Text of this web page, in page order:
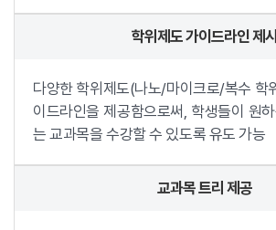
학위제도 가이드라인 제시
다양한 학위제도(나노/마이크로/복수 학
이드라인을 제공함으로써, 학생들이 원
는 교과목을 수강할 수 있도록 유도 가능
교과목 트리 제공